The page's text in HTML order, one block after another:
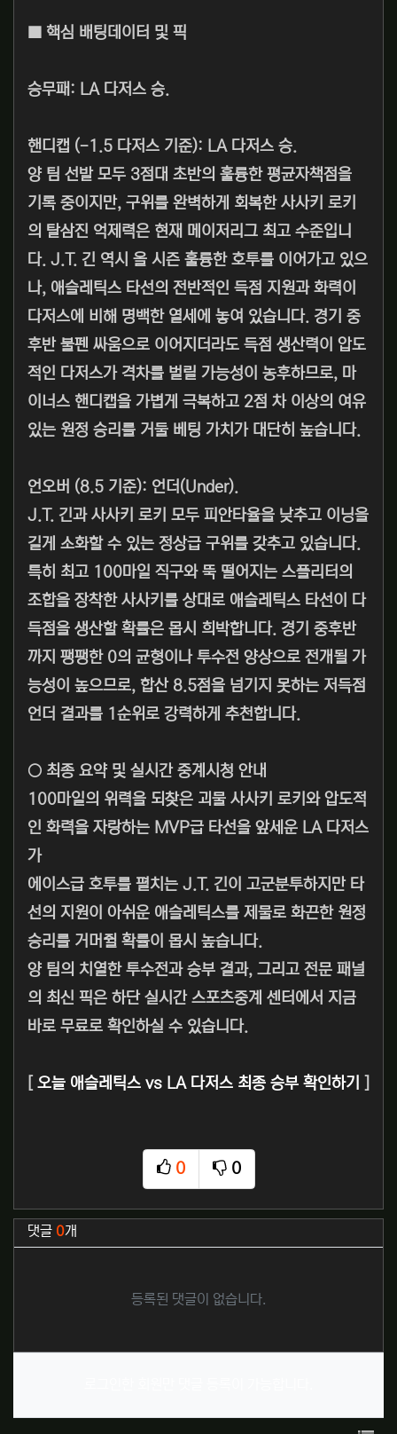
■ 핵심 배팅데이터 및 픽
승무패: LA 다저스 승.
핸디캡 (-1.5 다저스 기준): LA 다저스 승.
양 팀 선발 모두 3점대 초반의 훌륭한 평균자책점을
기록 중이지만, 구위를 완벽하게 회복한 사사키 로키
의 탈삼진 억제력은 현재 메이저리그 최고 수준입니
다. J.T. 긴 역시 올 시즌 훌륭한 호투를 이어가고 있으
나, 애슬레틱스 타선의 전반적인 득점 지원과 화력이
다저스에 비해 명백한 열세에 놓여 있습니다. 경기 중
후반 불펜 싸움으로 이어지더라도 득점 생산력이 압도
적인 다저스가 격차를 벌릴 가능성이 농후하므로, 마
이너스 핸디캡을 가볍게 극복하고 2점 차 이상의 여유
있는 원정 승리를 거둘 베팅 가치가 대단히 높습니다.
언오버 (8.5 기준): 언더(Under).
J.T. 긴과 사사키 로키 모두 피안타율을 낮추고 이닝을
길게 소화할 수 있는 정상급 구위를 갖추고 있습니다.
특히 최고 100마일 직구와 뚝 떨어지는 스플리터의
조합을 장착한 사사키를 상대로 애슬레틱스 타선이 다
득점을 생산할 확률은 몹시 희박합니다. 경기 중후반
까지 팽팽한 0의 균형이나 투수전 양상으로 전개될 가
능성이 높으므로, 합산 8.5점을 넘기지 못하는 저득점
언더 결과를 1순위로 강력하게 추천합니다.
○ 최종 요약 및 실시간 중계시청 안내
100마일의 위력을 되찾은 괴물 사사키 로키와 압도적
인 화력을 자랑하는 MVP급 타선을 앞세운 LA 다저스
가
에이스급 호투를 펼치는 J.T. 긴이 고군분투하지만 타
선의 지원이 아쉬운 애슬레틱스를 제물로 화끈한 원정
승리를 거머쥘 확률이 몹시 높습니다.
양 팀의 치열한 투수전과 승부 결과, 그리고 전문 패널
의 최신 픽은 하단 실시간 스포츠중계 센터에서 지금
바로 무료로 확인하실 수 있습니다.
오늘 애슬레틱스 vs LA 다저스 최종 승부 확인하기
0
추천
0
비추천
관련자료
댓글 0개
등록된 댓글이 없습니다.